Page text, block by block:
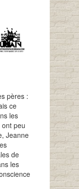
pères :
ce
les
peu
Jeanne
de
les